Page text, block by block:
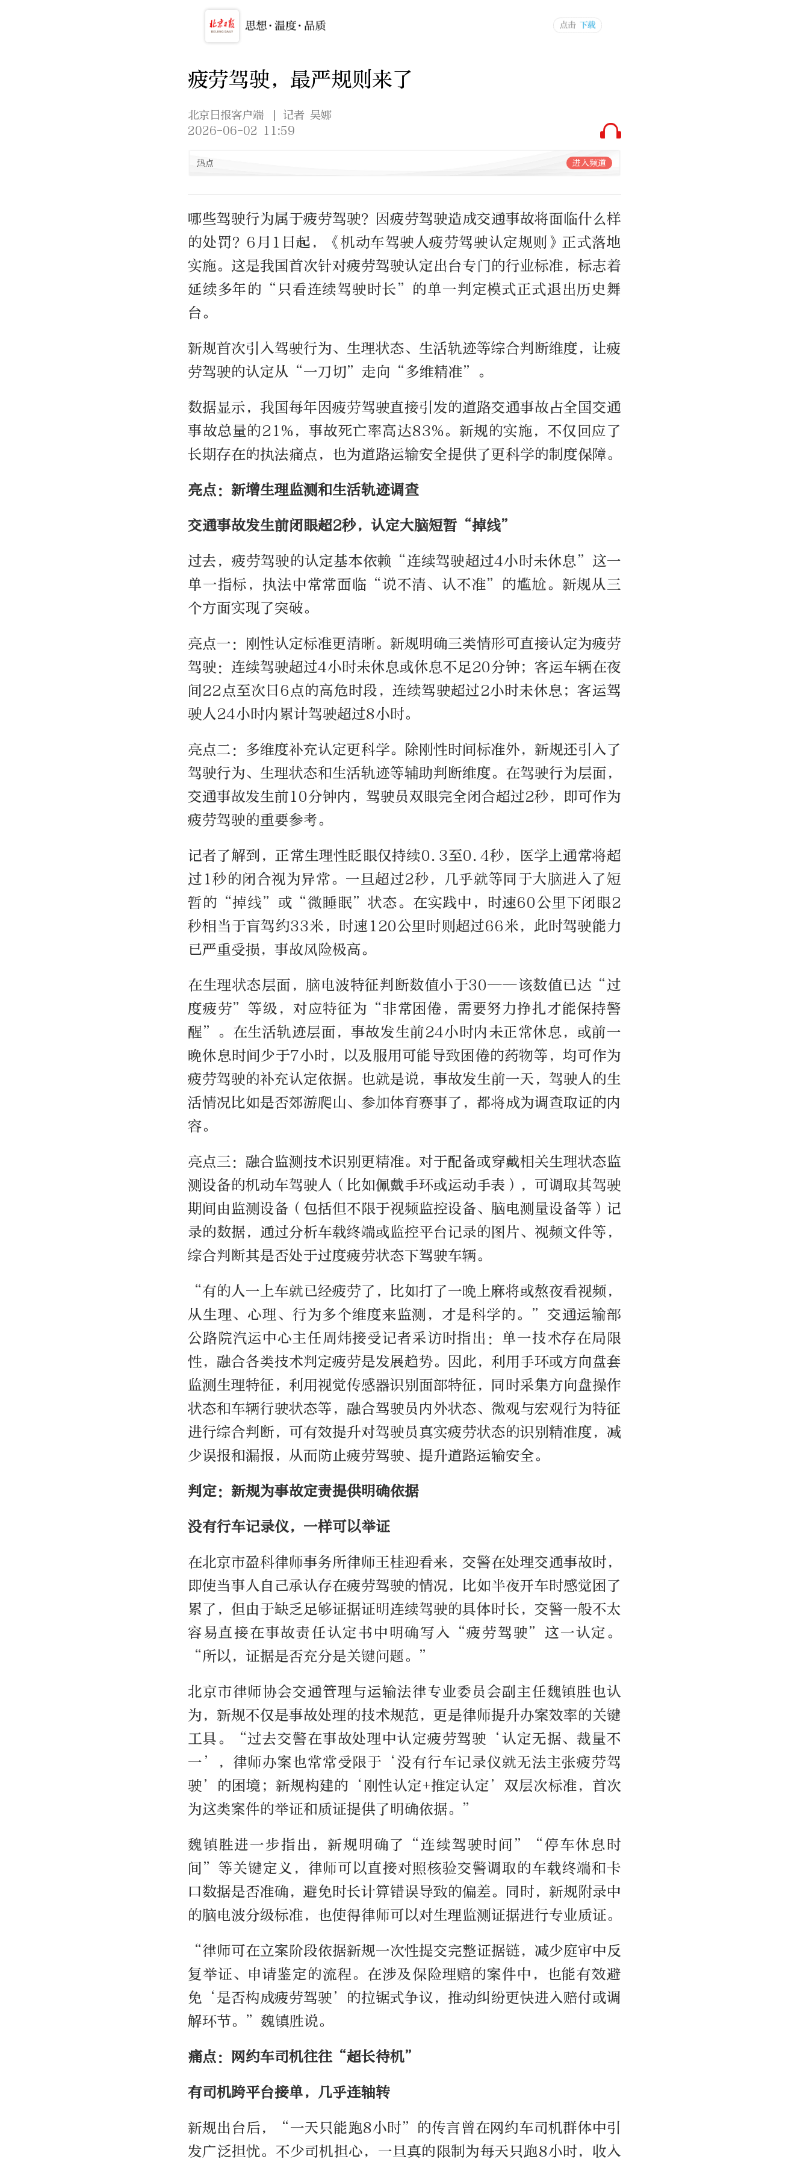
疲劳驾驶，最严规则来了
北京日报客户端
| 记者 吴娜
2026-06-02 11:59
热点 进入频道
哪些驾驶行为属于疲劳驾驶？因疲劳驾驶造成交通事故将面临什么样
的处罚？6月1日起，《机动车驾驶人疲劳驾驶认定规则》正式落地
实施。这是我国首次针对疲劳驾驶认定出台专门的行业标准，标志着
延续多年的“只看连续驾驶时长”的单一判定模式正式退出历史舞
台。
新规首次引入驾驶行为、生理状态、生活轨迹等综合判断维度，让疲
劳驾驶的认定从“一刀切”走向“多维精准”。
数据显示，我国每年因疲劳驾驶直接引发的道路交通事故占全国交通
事故总量的21%，事故死亡率高达83%。新规的实施，不仅回应了
长期存在的执法痛点，也为道路运输安全提供了更科学的制度保障。
亮点：新增生理监测和生活轨迹调查
交通事故发生前闭眼超2秒，认定大脑短暂“掉线”
过去，疲劳驾驶的认定基本依赖“连续驾驶超过4小时未休息”这一
单一指标，执法中常常面临“说不清、认不准”的尴尬。新规从三
个方面实现了突破。
亮点一：刚性认定标准更清晰。新规明确三类情形可直接认定为疲劳
驾驶：连续驾驶超过4小时未休息或休息不足20分钟；客运车辆在夜
间22点至次日6点的高危时段，连续驾驶超过2小时未休息；客运驾
驶人24小时内累计驾驶超过8小时。
亮点二：多维度补充认定更科学。除刚性时间标准外，新规还引入了
驾驶行为、生理状态和生活轨迹等辅助判断维度。在驾驶行为层面，
交通事故发生前10分钟内，驾驶员双眼完全闭合超过2秒，即可作为
疲劳驾驶的重要参考。
记者了解到，正常生理性眨眼仅持续0.3至0.4秒，医学上通常将超
过1秒的闭合视为异常。一旦超过2秒，几乎就等同于大脑进入了短
暂的“掉线”或“微睡眠”状态。在实践中，时速60公里下闭眼2
秒相当于盲驾约33米，时速120公里时则超过66米，此时驾驶能力
已严重受损，事故风险极高。
在生理状态层面，脑电波特征判断数值小于30——该数值已达“过
度疲劳”等级，对应特征为“非常困倦，需要努力挣扎才能保持警
醒”。在生活轨迹层面，事故发生前24小时内未正常休息，或前一
晚休息时间少于7小时，以及服用可能导致困倦的药物等，均可作为
疲劳驾驶的补充认定依据。也就是说，事故发生前一天，驾驶人的生
活情况比如是否郊游爬山、参加体育赛事了，都将成为调查取证的内
容。
亮点三：融合监测技术识别更精准。对于配备或穿戴相关生理状态监
测设备的机动车驾驶人（比如佩戴手环或运动手表），可调取其驾驶
期间由监测设备（包括但不限于视频监控设备、脑电测量设备等）记
录的数据，通过分析车载终端或监控平台记录的图片、视频文件等，
综合判断其是否处于过度疲劳状态下驾驶车辆。
“有的人一上车就已经疲劳了，比如打了一晚上麻将或熬夜看视频，
从生理、心理、行为多个维度来监测，才是科学的。”交通运输部
公路院汽运中心主任周炜接受记者采访时指出：单一技术存在局限
性，融合各类技术判定疲劳是发展趋势。因此，利用手环或方向盘套
监测生理特征，利用视觉传感器识别面部特征，同时采集方向盘操作
状态和车辆行驶状态等，融合驾驶员内外状态、微观与宏观行为特征
进行综合判断，可有效提升对驾驶员真实疲劳状态的识别精准度，减
少误报和漏报，从而防止疲劳驾驶、提升道路运输安全。
判定：新规为事故定责提供明确依据
没有行车记录仪，一样可以举证
在北京市盈科律师事务所律师王桂迎看来，交警在处理交通事故时，
即使当事人自己承认存在疲劳驾驶的情况，比如半夜开车时感觉困了
累了，但由于缺乏足够证据证明连续驾驶的具体时长，交警一般不太
容易直接在事故责任认定书中明确写入“疲劳驾驶”这一认定。
“所以，证据是否充分是关键问题。”
北京市律师协会交通管理与运输法律专业委员会副主任魏镇胜也认
为，新规不仅是事故处理的技术规范，更是律师提升办案效率的关键
工具。“过去交警在事故处理中认定疲劳驾驶‘认定无据、裁量不
一’，律师办案也常常受限于‘没有行车记录仪就无法主张疲劳驾
驶’的困境；新规构建的‘刚性认定+推定认定’双层次标准，首次
为这类案件的举证和质证提供了明确依据。”
魏镇胜进一步指出，新规明确了“连续驾驶时间”“停车休息时
间”等关键定义，律师可以直接对照核验交警调取的车载终端和卡
口数据是否准确，避免时长计算错误导致的偏差。同时，新规附录中
的脑电波分级标准，也使得律师可以对生理监测证据进行专业质证。
“律师可在立案阶段依据新规一次性提交完整证据链，减少庭审中反
复举证、申请鉴定的流程。在涉及保险理赔的案件中，也能有效避
免‘是否构成疲劳驾驶’的拉锯式争议，推动纠纷更快进入赔付或调
解环节。”魏镇胜说。
痛点：网约车司机往往“超长待机”
有司机跨平台接单，几乎连轴转
新规出台后，“一天只能跑8小时”的传言曾在网约车司机群体中引
发广泛担忧。不少司机担心，一旦真的限制为每天只跑8小时，收入